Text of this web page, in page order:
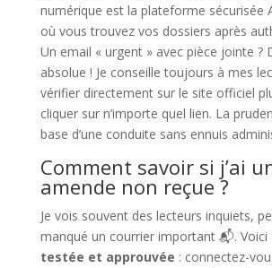
numérique est la plateforme sécurisée
où vous trouvez vos dossiers après
Un email « urgent » avec pièce jointe ?
absolue ! Je conseille toujours à mes
vérifier directement sur le site officiel
cliquer sur n’importe quel lien. La
base d’une conduite sans ennuis
Comment savoir si j’ai
amende non reçue ?
Je vois souvent des lecteurs inquiets,
manqué un courrier important 📬. Voici
testée et approuvée : connectez-